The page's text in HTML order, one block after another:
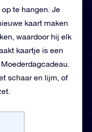
te hangen. Je
kaart maken
waardoor hij elk
kaartje is een
schaar en lijm, of